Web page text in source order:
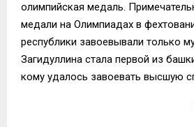
олимпийская медаль.
медали на Олимпиадах в
республики завоевывали только
Загидуллина стала первой из
кому удалось завоевать высшую